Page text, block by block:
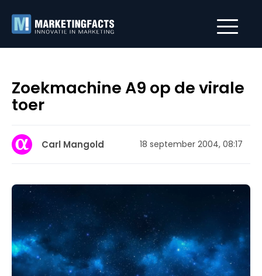
Zoekmachine A9 op de virale
toer
Carl Mangold 18 september 2004, 08:17